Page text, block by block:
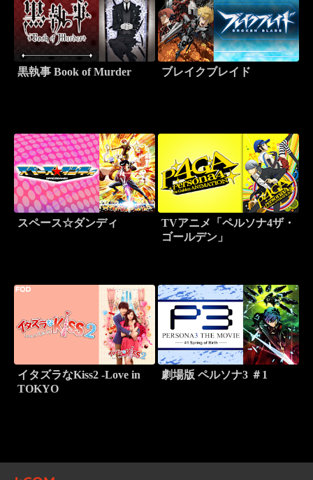
黒執事 Book of Murder ブレイクブレイド
スペース☆ダンディ
TVアニメ「ペルソナ4ザ・
ゴールデン」
イタズラなKiss2 -Love in
TOKYO
劇場版 ペルソナ3 ＃1